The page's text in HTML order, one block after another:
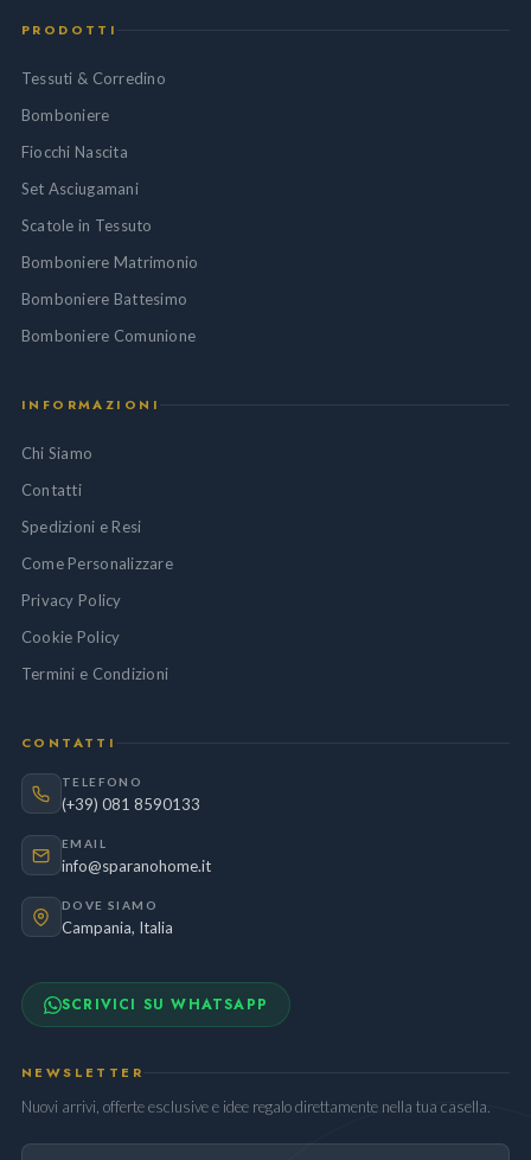
PRODOTTI
Tessuti & Corredino
Bomboniere
Fiocchi Nascita
Set Asciugamani
Scatole in Tessuto
Bomboniere Matrimonio
Bomboniere Battesimo
Bomboniere Comunione
INFORMAZIONI
Chi Siamo
Contatti
Spedizioni e Resi
Come Personalizzare
Privacy Policy
Cookie Policy
Termini e Condizioni
CONTATTI
TELEFONO
(+39) 081 8590133
EMAIL
info@sparanohome.it
DOVE SIAMO
Campania, Italia
SCRIVICI SU WHATSAPP
NEWSLETTER
Nuovi arrivi, offerte esclusive e idee regalo direttamente nella tua casella.